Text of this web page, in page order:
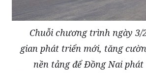
Chuỗi chương trình ngày 3/
gian phát triển mới, tăng
nền tảng để Đồng Nai